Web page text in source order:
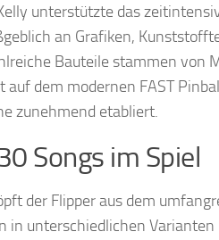
unterstützte das
an Grafiken,
Bauteile stammen von
auf dem modernen FAST
zunehmend etabliert.
Songs im Spiel
der Flipper aus dem
in unterschiedlichen